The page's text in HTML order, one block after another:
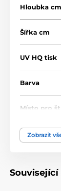
Hloubka cm
Šířka cm
UV HQ tisk
Barva
Místo pro
Výška cm
Motiv
Zobrazit